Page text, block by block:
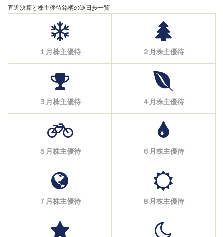
直近決算と株主優待銘柄の逆日歩一覧
１月株主優待 ２月株主優待
３月株主優待 ４月株主優待
５月株主優待 ６月株主優待
７月株主優待 ８月株主優待